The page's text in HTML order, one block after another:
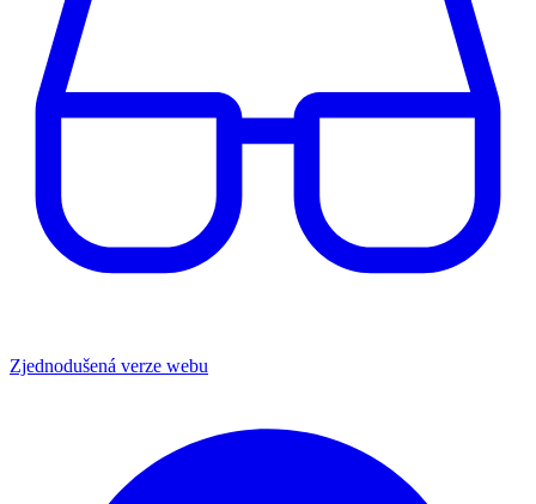
Zjednodušená verze webu